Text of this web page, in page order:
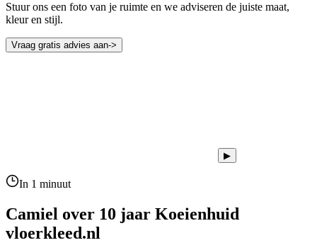
Stuur ons een foto van je ruimte en we adviseren de juiste maat,
kleur en stijl.
Vraag gratis advies aan->
▶
In 1 minuut
Camiel over 10 jaar Koeienhuid
vloerkleed.nl